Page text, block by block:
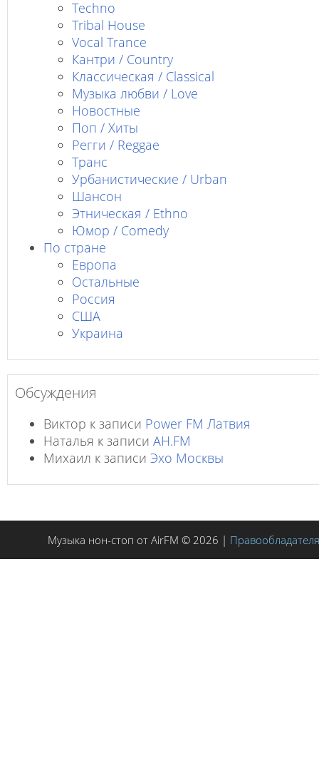
Techno
Tribal House
Vocal Trance
Кантри / Country
Классическая / Classical
Музыка любви / Love
Новостные
Поп / Хиты
Регги / Reggae
Транс
Урбанистические / Urban
Шансон
Этническая / Ethno
Юмор / Comedy
По стране
Европа
Остальные
Россия
США
Украина
Обсуждения
Виктор к записи Power FM Латвия
Наталья к записи AH.FM
Михаил к записи Эхо Москвы
Музыка нон-стоп от AirFM © 2026 |